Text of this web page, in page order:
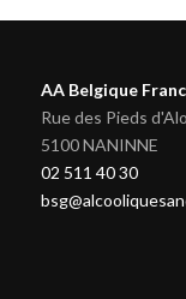
AA Belgique
Rue des Pieds
5100 NANINNE
02 511 40 30